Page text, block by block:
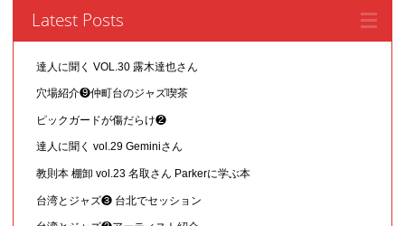
Latest Posts
達人に聞く VOL.30 露木達也さん
穴場紹介❾仲町台のジャズ喫茶
ピックガードが傷だらけ❷
達人に聞く vol.29 Geminiさん
教則本 棚卸 vol.23 名取さん Parkerに学ぶ本
台湾とジャズ❸ 台北でセッション